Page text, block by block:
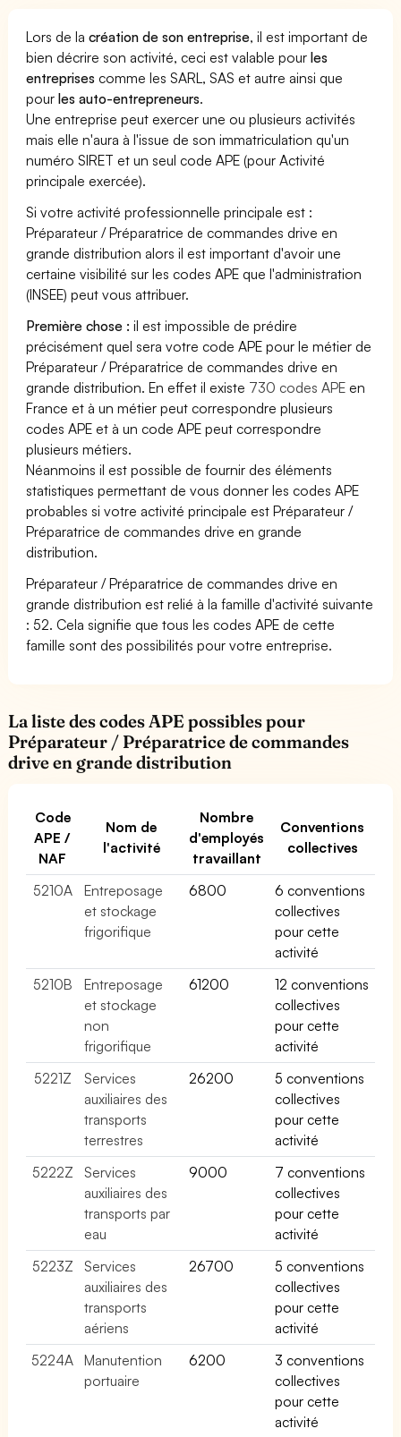
Lors de lacréation de son entreprise, il est important de
bien décrire son activité, ceci est valable pourles
entreprises comme les SARL, SAS et autre ainsi que
pourles auto-entrepreneurs.
Une entreprise peut exercer une ou plusieurs activités
mais elle n'aura à l'issue de son immatriculation qu'un
numéro SIRET et un seul code APE (pour Activité
principale exercée).
Si votre activité professionnelle principale est :
Préparateur / Préparatrice de commandes drive en
grande distribution alors il est important d'avoir une
certaine visibilité sur les codes APE que l'administration
(INSEE) peut vous attribuer.
Première chose : il est impossible de prédire
précisément quel sera votre code APE pour le métier de
Préparateur / Préparatrice de commandes drive en
grande distribution. En effet il existe 730 codes APE en
France et à un métier peut correspondre plusieurs
codes APE et à un code APE peut correspondre
plusieurs métiers.
Néanmoins il est possible de fournir des éléments
statistiques permettant de vous donner les codes APE
probables si votre activité principale est Préparateur /
Préparatrice de commandes drive en grande
distribution.
Préparateur / Préparatrice de commandes drive en
grande distribution est relié à la famille d'activité suivante
: 52. Cela signifie que tous les codes APE de cette
famille sont des possibilités pour votre entreprise.
La liste des codes APE possibles pour
Préparateur / Préparatrice de commandes
drive en grande distribution
Code
APE /
NAF
Nom de
l'activité
Nombre
d'employés
travaillant
Conventions
collectives
5210A
Entreposage
et stockage
frigorifique
6800
6 conventions
collectives
pour cette
activité
5210B
Entreposage
et stockage
non
frigorifique
61200
12 conventions
collectives
pour cette
activité
5221Z
Services
auxiliaires des
transports
terrestres
26200
5 conventions
collectives
pour cette
activité
5222Z
Services
auxiliaires des
transports par
eau
9000
7 conventions
collectives
pour cette
activité
5223Z
Services
auxiliaires des
transports
aériens
26700
5 conventions
collectives
pour cette
activité
5224A Manutention
portuaire
6200
3 conventions
collectives
pour cette
activité